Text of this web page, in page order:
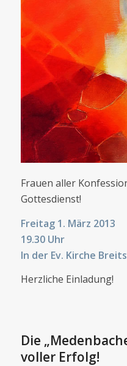
Frauen aller
Gottesdienst!
Freitag 1. März 2013
19.30 Uhr
In der Ev. Kirche
Herzliche Einladung!
Die
voller Erfolg!